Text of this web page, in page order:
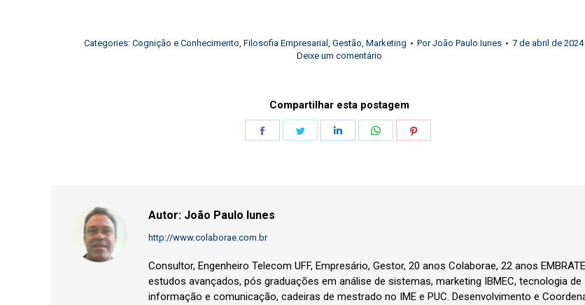
Categories: Cognição e Conhecimento, Filosofia Empresarial , Gestão, Marketing PorJoão Paulo Iunes
7 de abril de 2024
Deixe um comentário
Compartilhar esta postagem
Share
Share
Autor: João Paulo Iunes
http://www.colaborae.com.br
Consultor, Engenheiro Telecom UFF, Empresário, Gestor, 20 anos Colaborae, 22 anos
estudos avançados, pós graduações em análise de sistemas, marketing IBMEC, tecnologia de
informação e comunicação, cadeiras de mestrado no IME e PUC. Desenvolvimento e